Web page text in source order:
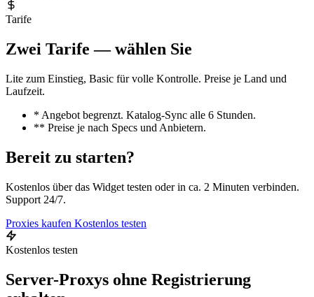
Tarife
Zwei Tarife — wählen Sie
Lite zum Einstieg, Basic für volle Kontrolle. Preise je Land und
Laufzeit.
* Angebot begrenzt. Katalog-Sync alle 6 Stunden.
** Preise je nach Specs und Anbietern.
Bereit zu starten?
Kostenlos über das Widget testen oder in ca. 2 Minuten verbinden.
Support 24/7.
Proxies kaufen Kostenlos testen
Kostenlos testen
Server-Proxys ohne Registrierung